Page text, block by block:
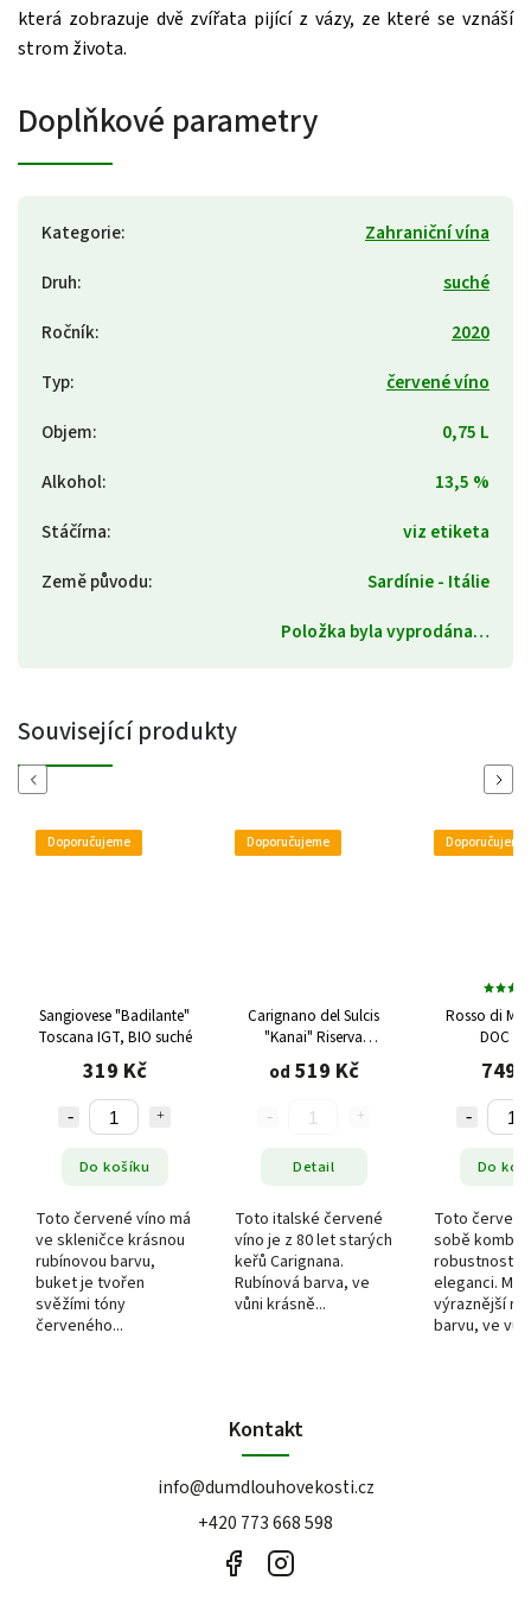
která zobrazuje dvě zvířata pijící z vázy, ze které se vznáší
strom života.
Doplňkové parametry
Kategorie:
Zahraniční vína
Druh:
suché
Ročník:
2020
Typ:
červené víno
Objem:
0,75 L
Alkohol:
13,5 %
Stáčírna:
viz etiketa
Země původu:
Sardínie - Itálie
Položka byla vyprodána…
Související produkty
Previous
Doporučujeme
Sangiovese "Badilante"
Toscana IGT, BIO suché
319 Kč
Do košíku
Toto červené víno má
ve skleničce krásnou
rubínovou barvu,
buket je tvořen
svěžími tóny
červeného...
Doporučujeme
Carignano del Sulcis
"Kanai" Riserva
2017/2018
od 519 Kč
Detail
Toto italské červené
víno je z 80 let starých
keřů Carignana.
Rubínová barva, ve
vůni krásně...
Doporučujeme
Rosso di
DOC
749
Do
Toto
sobě
robustnost a
eleganci. Má
výraznější
barvu, ve
Next
Kontakt
info@dumdlouhovekosti.cz
+420 773 668 598